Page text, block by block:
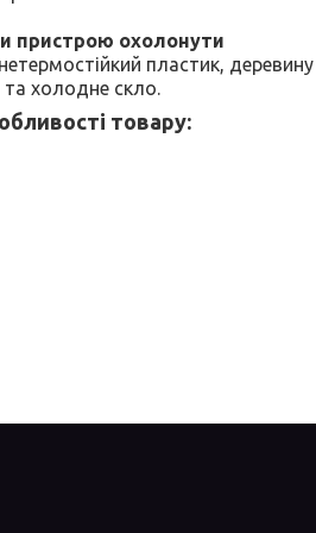
пристрою охолонути
пластик, деревину
та холодне скло.
товару: